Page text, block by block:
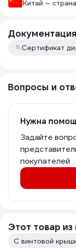
Китай —
Документация
Сертификат
Вопросы и
Нужна
Задайте
покупателей
Этот товар
С винтовой